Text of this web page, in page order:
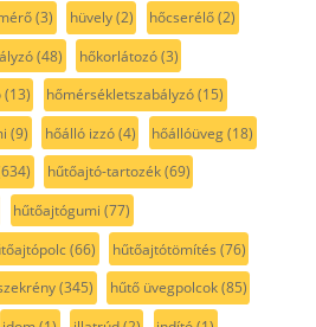
(3) hüvely(2) hőcserélő(2)
(48) hőkorlátozó(3)
(13) hőmérsékletszabályzó(15)
(9) hőálló izzó(4) hőállóüveg(18)
hűtőajtó-tartozék(69)
hűtőajtógumi (77)
(66) hűtőajtótömítés (76)
(345) hűtő üvegpolcok(85)